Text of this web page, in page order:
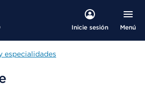
Inicie sesión Menú
especialidades